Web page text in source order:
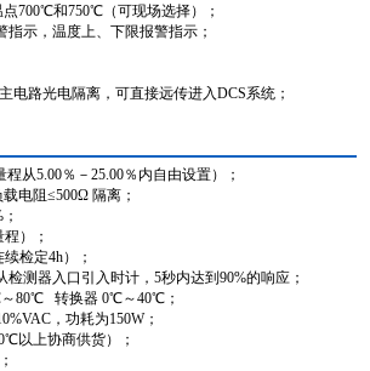
700℃和750℃（可现场选择）；
示，温度上、下限报警指示；
电路光电隔离，可直接远传进入DCS系统；
程从5.00％－25.00％内自由设置）；
电阻≤500Ω 隔离；
）；
检定4h）；
测器入口引入时计，5秒内达到90%的响应；
80℃ 转换器 0℃～40℃；
，功耗为150W；
以上协商供货）；